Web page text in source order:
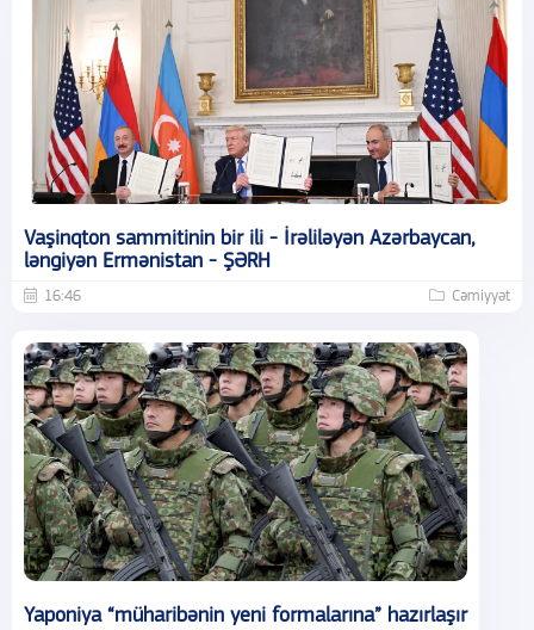
Vaşinqton sammitinin bir ili - İrəliləyən Azərbaycan,
ləngiyən Ermənistan - ŞƏRH
16:46 Cəmiyyət
Yaponiya “müharibənin yeni formalarına” hazırlaşır